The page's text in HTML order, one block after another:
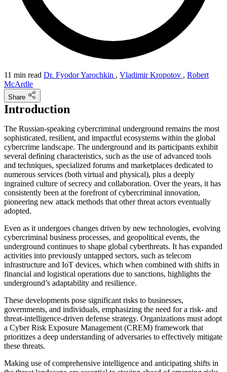
11 min read Dr. Fyodor Yarochkin , Vladimir Kropotov , Robert
McArdle
Share
Introduction
The Russian-speaking cybercriminal underground remains the most
sophisticated, resilient, and impactful ecosystems within the global
cybercrime landscape. The underground and its participants exhibit
several defining characteristics, such as the use of advanced tools
and techniques, specialized forums and marketplaces dedicated to
numerous services (both virtual and physical), plus a deeply
ingrained culture of secrecy and collaboration. Over the years, it has
consistently been at the forefront of cybercriminal innovation,
pioneering new attack methods that other threat actors eventually
adopted.
Even as it undergoes changes driven by new technologies, evolving
cybercriminal business processes, and geopolitical events, the
underground continues to shape global cyberthreats. It has expanded
activities into previously untapped sectors, such as telecom
infrastructure and IoT devices, which when combined with shifts in
financial and logistical operations due to sanctions, highlights the
underground’s adaptability and resilience.
These developments pose significant risks to businesses,
governments, and individuals, emphasizing the need for a risk- and
threat-intelligence-driven defense strategy. Organizations must adopt
a Cyber Risk Exposure Management (CREM) framework that
prioritizes a deep understanding of adversaries to effectively mitigate
these threats.
Making use of comprehensive intelligence and anticipating shifts in